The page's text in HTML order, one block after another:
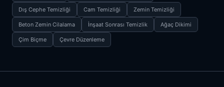
Dış Cephe Temizliği Cam Temizliği Zemin Temizliği
Beton Zemin Cilalama İnşaat Sonrası Temizlik Ağaç Dikimi
Çim Biçme Çevre Düzenleme